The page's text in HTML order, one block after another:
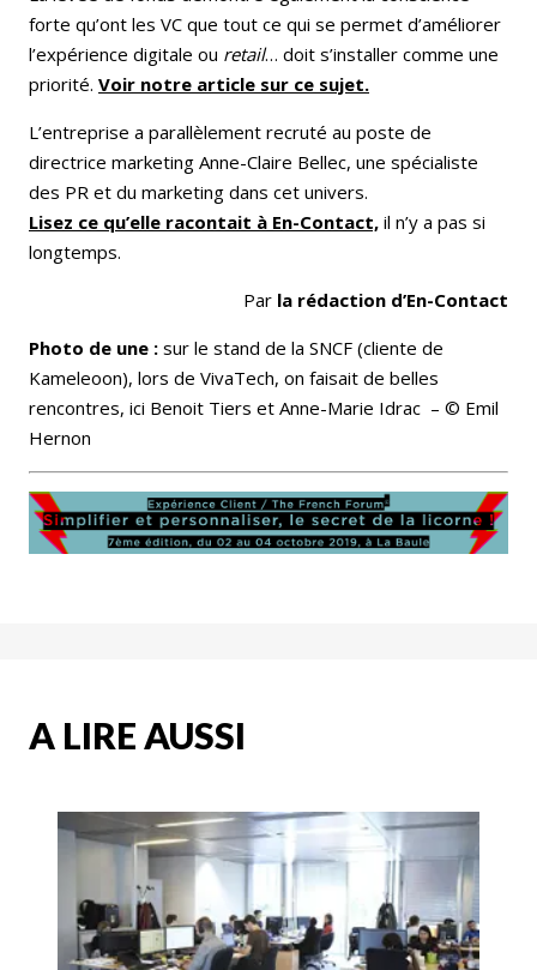
forte qu’ont les VC que tout ce qui se permet d’améliorer
l’expérience digitale ou retail… doit s’installer comme une
priorité. Voir notre article sur ce sujet.
L’entreprise a parallèlement recruté au poste de
directrice marketing Anne-Claire Bellec, une spécialiste
des PR et du marketing dans cet univers.
Lisez ce qu’elle racontait à En-Contact, il n’y a pas si
longtemps.
Par la rédaction d’En-Contact
Photo de une : sur le stand de la SNCF (cliente de
Kameleoon), lors de VivaTech, on faisait de belles
rencontres, ici Benoit Tiers et Anne-Marie Idrac – © Emil
Hernon
A LIRE AUSSI